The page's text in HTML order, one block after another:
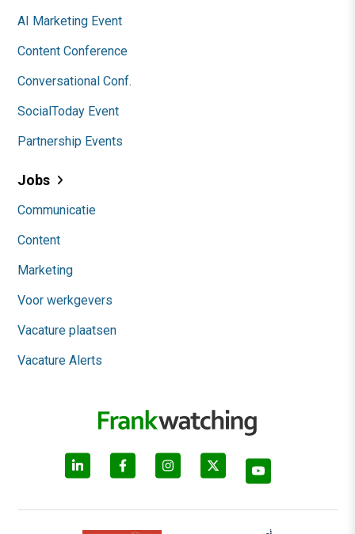
AI Marketing Event
Content Conference
Conversational Conf.
SocialToday Event
Partnership Events
Jobs
Communicatie
Content
Marketing
Voor werkgevers
Vacature plaatsen
Vacature Alerts